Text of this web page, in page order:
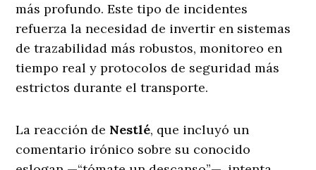
más profundo. Este tipo de incidentes
refuerza la necesidad de invertir en sistemas
de trazabilidad más robustos, monitoreo en
tiempo real y protocolos de seguridad más
estrictos durante el transporte.
La reacción de Nestlé, que incluyó un
comentario irónico sobre su conocido